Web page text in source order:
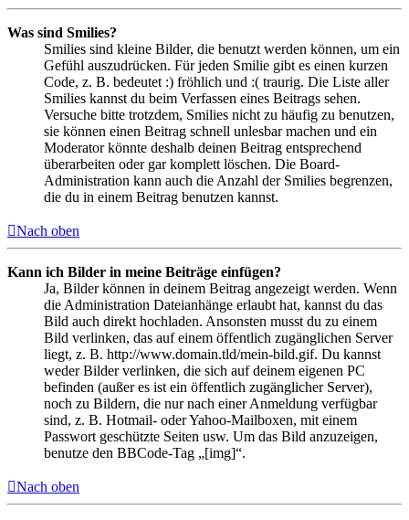
Was sind Smilies?
Smilies sind kleine Bilder, die benutzt werden können, um ein
Gefühl auszudrücken. Für jeden Smilie gibt es einen kurzen
Code, z. B. bedeutet :) fröhlich und :( traurig. Die Liste aller
Smilies kannst du beim Verfassen eines Beitrags sehen.
Versuche bitte trotzdem, Smilies nicht zu häufig zu benutzen,
sie können einen Beitrag schnell unlesbar machen und ein
Moderator könnte deshalb deinen Beitrag entsprechend
überarbeiten oder gar komplett löschen. Die Board-
Administration kann auch die Anzahl der Smilies begrenzen,
die du in einem Beitrag benutzen kannst.
Nach oben
Kann ich Bilder in meine Beiträge einfügen?
Ja, Bilder können in deinem Beitrag angezeigt werden. Wenn
die Administration Dateianhänge erlaubt hat, kannst du das
Bild auch direkt hochladen. Ansonsten musst du zu einem
Bild verlinken, das auf einem öffentlich zugänglichen Server
liegt, z. B. http://www.domain.tld/mein-bild.gif. Du kannst
weder Bilder verlinken, die sich auf deinem eigenen PC
befinden (außer es ist ein öffentlich zugänglicher Server),
noch zu Bildern, die nur nach einer Anmeldung verfügbar
sind, z. B. Hotmail- oder Yahoo-Mailboxen, mit einem
Passwort geschützte Seiten usw. Um das Bild anzuzeigen,
benutze den BBCode-Tag „[img]“.
Nach oben